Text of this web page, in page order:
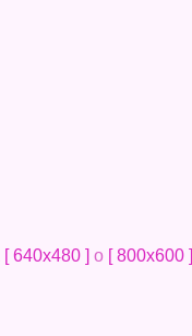
[ 640x480 ] o [ 800x600 ]